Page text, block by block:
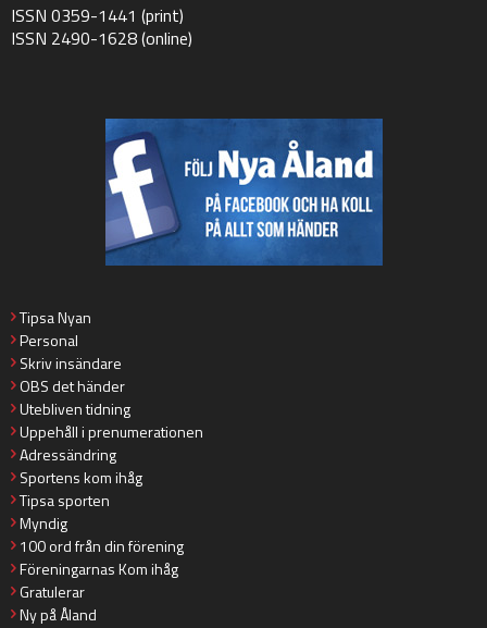
ISSN 0359-1441 (print)
ISSN 2490-1628 (online)
Tipsa Nyan
Personal
Skriv insändare
OBS det händer
Utebliven tidning
Uppehåll i prenumerationen
Adressändring
Sportens kom ihåg
Tipsa sporten
Myndig
100 ord från din förening
Föreningarnas Kom ihåg
Gratulerar
Ny på Åland